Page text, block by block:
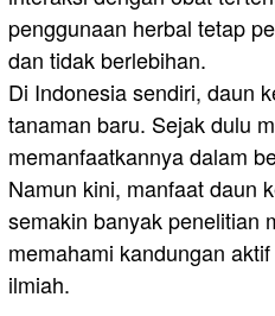
penggunaan herbal tetap
dan tidak berlebihan.
Di Indonesia sendiri, daun
tanaman baru. Sejak dulu
memanfaatkannya dalam
Namun kini, manfaat daun
semakin banyak penelitian
memahami kandungan
ilmiah.